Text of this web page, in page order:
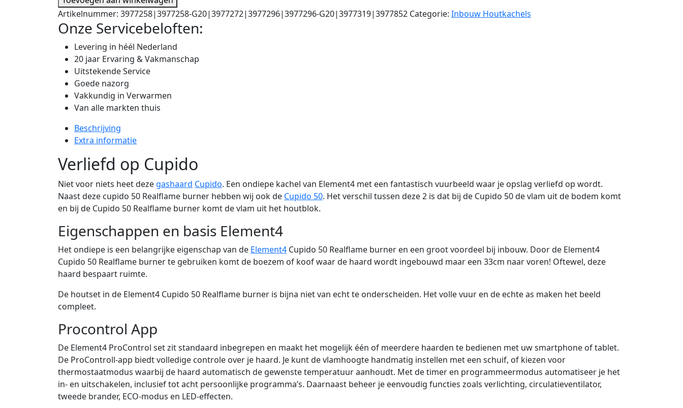
Artikelnummer: 3977258|3977258-G20|3977272|3977296|3977296-G20|3977319|3977852 Categorie: Inbouw Houtkachels
Onze Servicebeloften:
Levering in héél Nederland
20 jaar Ervaring & Vakmanschap
Uitstekende Service
Goede nazorg
Vakkundig in Verwarmen
Van alle markten thuis
Beschrijving
Extra informatie
Verliefd op Cupido
Niet voor niets heet deze gashaard Cupido. Een ondiepe kachel van Element4 met een fantastisch vuurbeeld waar je opslag verliefd op wordt.
Naast deze cupido 50 Realflame burner hebben wij ook de Cupido 50. Het verschil tussen deze 2 is dat bij de Cupido 50 de vlam uit de bodem komt
en bij de Cupido 50 Realflame burner komt de vlam uit het houtblok.
Eigenschappen en basis Element4
Het ondiepe is een belangrijke eigenschap van de Element4 Cupido 50 Realflame burner en een groot voordeel bij inbouw. Door de Element4
Cupido 50 Realflame burner te gebruiken komt de boezem of koof waar de haard wordt ingebouwd maar een 33cm naar voren! Oftewel, deze
haard bespaart ruimte.
De houtset in de Element4 Cupido 50 Realflame burner is bijna niet van echt te onderscheiden. Het volle vuur en de echte as maken het beeld
compleet.
Procontrol App
De Element4 ProControl set zit standaard inbegrepen en maakt het mogelijk één of meerdere haarden te bedienen met uw smartphone of tablet.
De ProControll-app biedt volledige controle over je haard. Je kunt de vlamhoogte handmatig instellen met een schuif, of kiezen voor
thermostaatmodus waarbij de haard automatisch de gewenste temperatuur aanhoudt. Met de timer en programmeermodus automatiseer je het
in- en uitschakelen, inclusief tot acht persoonlijke programma’s. Daarnaast beheer je eenvoudig functies zoals verlichting, circulatieventilator,
tweede brander, ECO-modus en LED-effecten.